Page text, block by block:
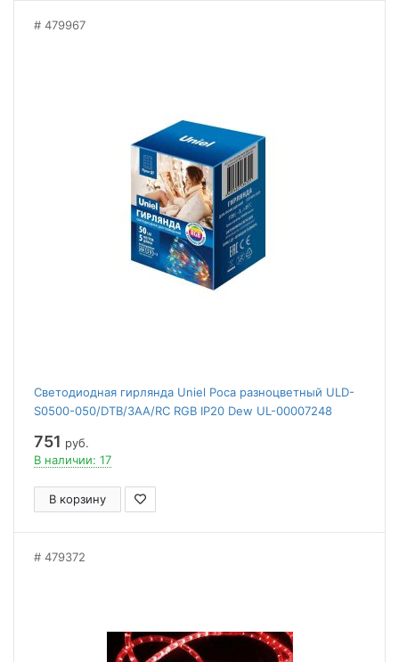
479967
Светодиодная гирлянда Uniel Роса разноцветный ULD-
S0500-050/DTB/3AA/RC RGB IP20 Dew UL-00007248
751 руб.
В наличии: 17
В корзину
479372